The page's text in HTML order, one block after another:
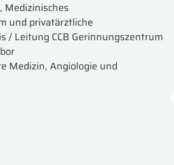
Medizinisches
und privatärztliche
/ Leitung CCB Gerinnungszentrum
Medizin, Angiologie und